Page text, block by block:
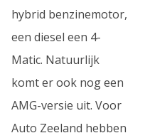
hybrid benzinemotor,
een diesel een 4-
Matic. Natuurlijk
komt er ook nog een
AMG-versie uit. Voor
Auto Zeeland hebben